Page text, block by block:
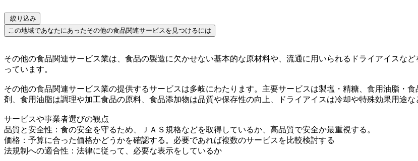
絞り込み
この地域であなたにあったその他の食品関連サービスを見つけるには
その他の食品関連サービス業は、食品の製造に欠かせない基本的な原材料や、流通に用いられるドライアイスな
っています。
その他の食品関連サービス業の提供するサービスは多岐にわたります。主要サービスは製塩・精糖、食用油脂・
剤、食用油脂は調理や加工食品の原料、食品添加物は品質や保存性の向上、ドライアイスは冷却や特殊効果用途な
サービスや事業者選びの観点
品質と安全性：食の安全を守るため、ＪＡＳ規格などを取得しているか、高品質で安全か最重視する。
価格：予算に合った価格かどうかを確認する。必要であれば複数のサービスを比較検討する
法規制への適合性：法律に従って、必要な表示をしているか